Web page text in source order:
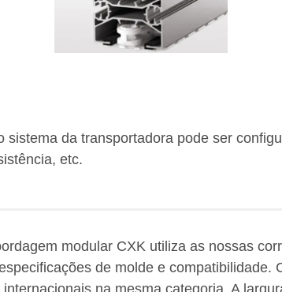
da transportadora pode ser
etc.
modular CXK utiliza as nossas
de molde e
na mesma categoria. A